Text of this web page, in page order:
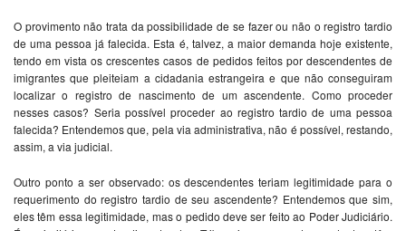
O provimento não trata da possibilidade de se fazer ou não o registro tardio
de uma pessoa já falecida. Esta é, talvez, a maior demanda hoje existente,
tendo em vista os crescentes casos de pedidos feitos por descendentes de
imigrantes que pleiteiam a cidadania estrangeira e que não conseguiram
localizar o registro de nascimento de um ascendente. Como proceder
nesses casos? Seria possível proceder ao registro tardio de uma pessoa
falecida? Entendemos que, pela via administrativa, não é possível, restando,
assim, a via judicial.
Outro ponto a ser observado: os descendentes teriam legitimidade para o
requerimento do registro tardio de seu ascendente? Entendemos que sim,
eles têm essa legitimidade, mas o pedido deve ser feito ao Poder Judiciário.